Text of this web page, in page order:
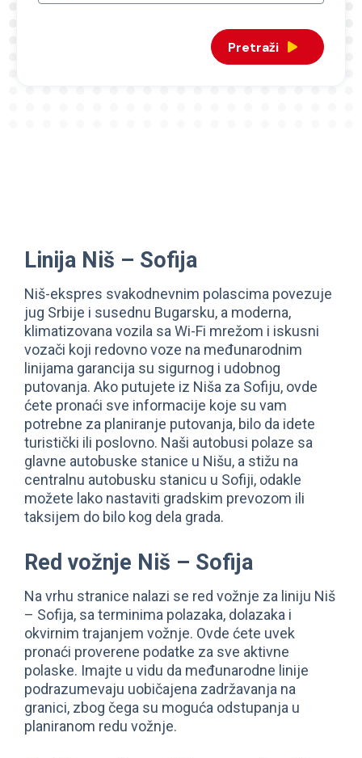
Pretraži
Linija Niš – Sofija
Niš-ekspres svakodnevnim polascima povezuje
jug Srbije i susednu Bugarsku, a moderna,
klimatizovana vozila sa Wi-Fi mrežom i iskusni
vozači koji redovno voze na međunarodnim
linijama garancija su sigurnog i udobnog
putovanja. Ako putujete iz Niša za Sofiju, ovde
ćete pronaći sve informacije koje su vam
potrebne za planiranje putovanja, bilo da idete
turistički ili poslovno. Naši autobusi polaze sa
glavne autobuske stanice u Nišu, a stižu na
centralnu autobusku stanicu u Sofiji, odakle
možete lako nastaviti gradskim prevozom ili
taksijem do bilo kog dela grada.
Red vožnje Niš – Sofija
Na vrhu stranice nalazi se red vožnje za liniju Niš
– Sofija, sa terminima polazaka, dolazaka i
okvirnim trajanjem vožnje. Ovde ćete uvek
pronaći proverene podatke za sve aktivne
polaske. Imajte u vidu da međunarodne linije
podrazumevaju uobičajena zadržavanja na
granici, zbog čega su moguća odstupanja u
planiranom redu vožnje.